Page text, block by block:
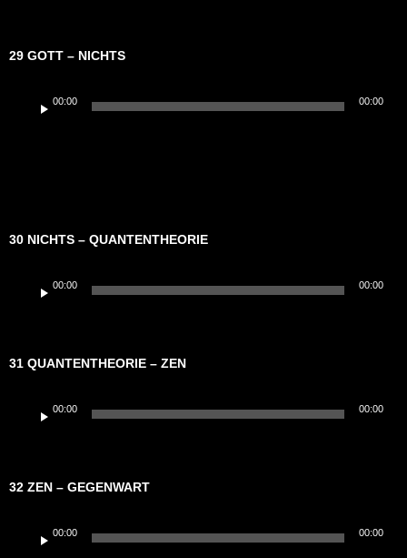
29 GOTT – NICHTS
Player
00:00 00:00
30 NICHTS – QUANTENTHEORIE
Player
00:00 00:00
31 QUANTENTHEORIE – ZEN
Player
00:00 00:00
32 ZEN – GEGENWART
Player
00:00 00:00